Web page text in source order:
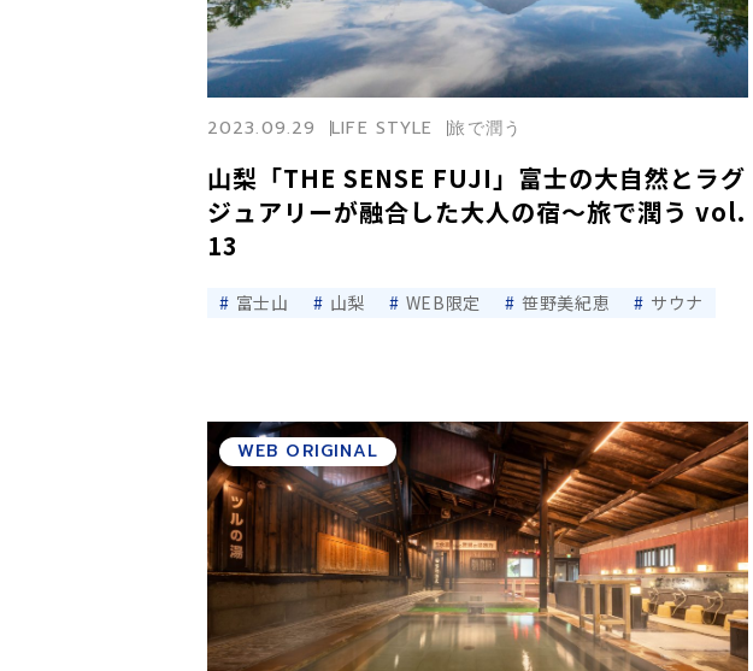
山梨「THE SENSE FUJI」富士の大自然とラグ
ジュアリーが融合した大人の宿〜旅で潤う vol.
13
2023.09.29 LIFE STYLE 旅で潤う
富士山 山梨 WEB限定 笹野美紀恵 サウナ
WEB ORIGINAL